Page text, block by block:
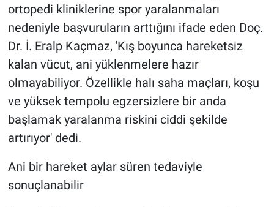
ortopedi kliniklerine spor yaralanmaları
nedeniyle başvuruların arttığını ifade eden Doç.
Dr. İ. Eralp Kaçmaz, 'Kış boyunca hareketsiz
kalan vücut, ani yüklenmelere hazır
olmayabiliyor. Özellikle halı saha maçları, koşu
ve yüksek tempolu egzersizlere bir anda
başlamak yaralanma riskini ciddi şekilde
artırıyor' dedi.
Ani bir hareket aylar süren tedaviyle
sonuçlanabilir